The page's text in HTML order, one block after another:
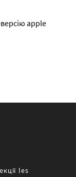
apple
les